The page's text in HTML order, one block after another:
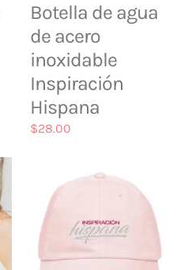
Botella de agua
de acero
inoxidable
Inspiración
Hispana
$28.00